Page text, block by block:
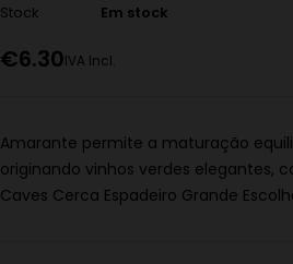
Stock Em stock
€6.30IVA Incl.
Amarante permite a maturação
originando vinhos verdes elegantes,
Caves Cerca Espadeiro Grande